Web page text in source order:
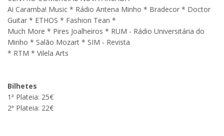
Ai Caramba! Music * Rádio Antena Minho * Bradecor * Doctor
Guitar * ETHOS * Fashion Tean *
Much More * Pires Joalheiros * RUM - Rádio Universitária do
Minho * Salão Mozart * SIM - Revista
* RTM * Vilela Arts
Bilhetes
1ª Plateia: 25€
2ª Plateia: 22€